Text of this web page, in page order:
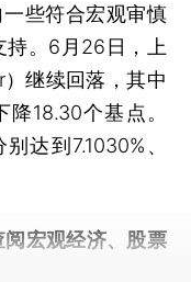
些符合宏观审慎
持。6月26日，上
继续回落，其中
18.30个基点。
达到7.1030%、
阅宏观经济、股票